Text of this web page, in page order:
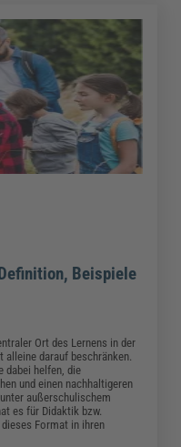
Beispiele
Ort des Lernens in der
darauf beschränken.
dabei helfen, die
und einen nachhaltigeren
außerschulischem
es für Didaktik bzw.
Format in ihren